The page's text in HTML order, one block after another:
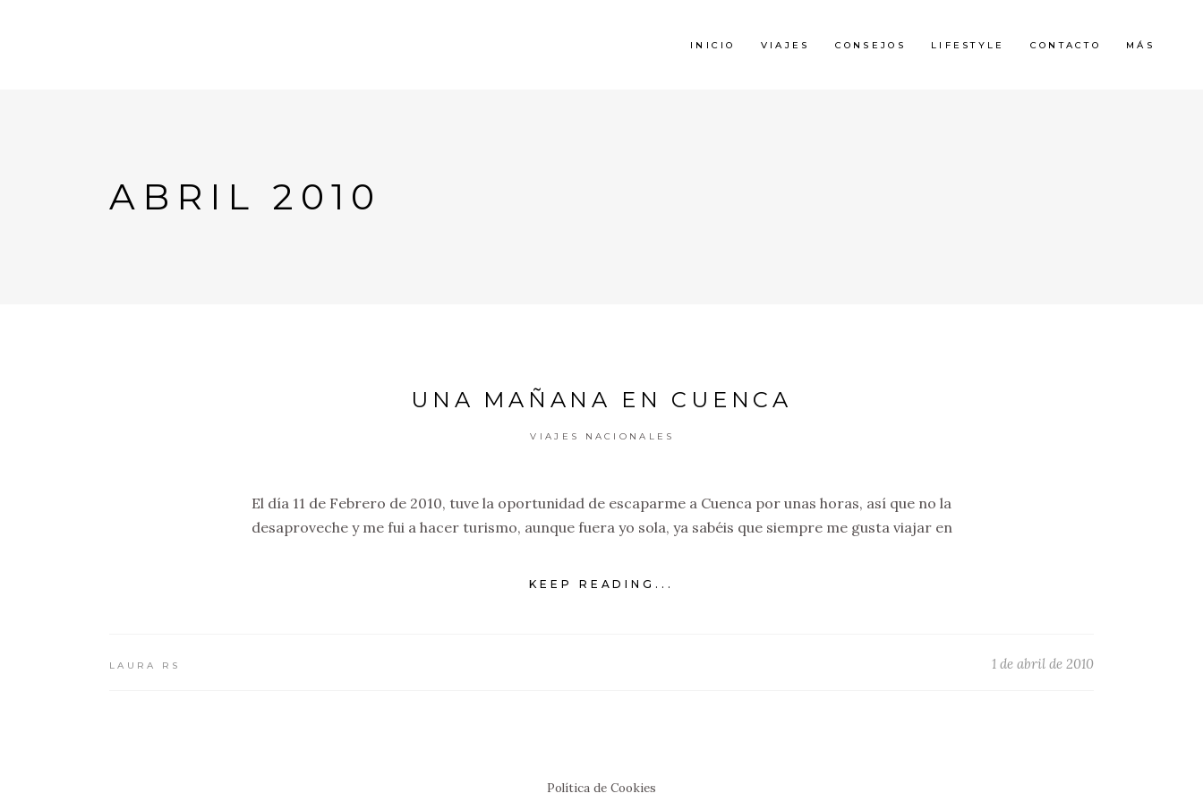
INICIO VIAJES CONSEJOS LIFESTYLE CONTACTO MÁS
ABRIL 2010
UNA MAÑANA EN CUENCA
VIAJES NACIONALES
El día 11 de Febrero de 2010, tuve la oportunidad de escaparme a Cuenca por unas horas, así que no la
desaproveche y me fui a hacer turismo, aunque fuera yo sola, ya sabéis que siempre me gusta viajar en
KEEP READING...
LAURA RS 1 de abril de 2010
Política de Cookies